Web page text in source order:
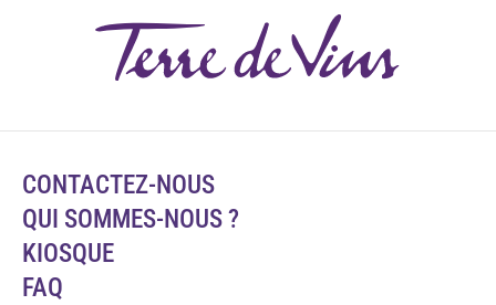
CONTACTEZ-NOUS
QUI SOMMES-NOUS ?
KIOSQUE
FAQ